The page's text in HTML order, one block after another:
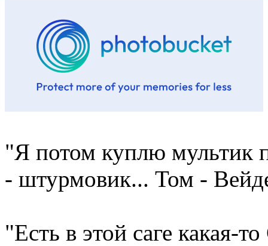
"Я потом куплю мультик
- штурмовик... Том -
"Есть в этой саге какая-